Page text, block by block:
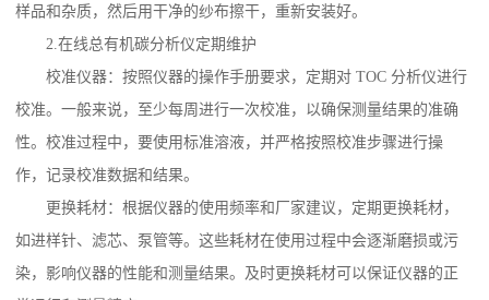
样品和杂质，然后用干净的纱布擦干，重新安装好。
2.在线总有机碳分析仪定期维护
校准仪器：按照仪器的操作手册要求，定期对 TOC 分析仪进行
校准。一般来说，至少每周进行一次校准，以确保测量结果的准确
性。校准过程中，要使用标准溶液，并严格按照校准步骤进行操
作，记录校准数据和结果。
更换耗材：根据仪器的使用频率和厂家建议，定期更换耗材，
如进样针、滤芯、泵管等。这些耗材在使用过程中会逐渐磨损或污
染，影响仪器的性能和测量结果。及时更换耗材可以保证仪器的正